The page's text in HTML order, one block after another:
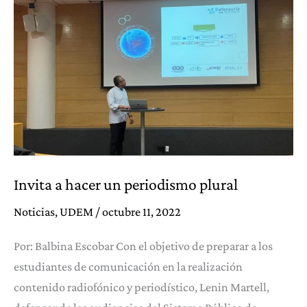
Invita a hacer un periodismo plural
Noticias, UDEM /octubre 11, 2022
Por: Balbina Escobar Con el objetivo de preparar a los
estudiantes de comunicación en la realización
contenido radiofónico y periodístico, Lenin Martell,